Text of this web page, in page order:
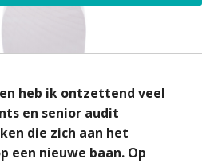
heb ik ontzettend veel
en senior audit
die zich aan het
een nieuwe baan. Op